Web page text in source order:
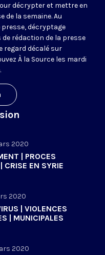
décrypter et mettre en
de la semaine. Au
décryptage
rédaction de la presse
regard décalé sur
À la Source les mardi
2020
| PROCES
CRISE EN SYRIE
2020
| VIOLENCES
| MUNICIPALES
2020